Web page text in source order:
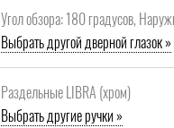
Угол обзора: 180 градусов,
Выбрать другой дверной глазок »
Раздельные LIBRA (хром)
Выбрать другие ручки »